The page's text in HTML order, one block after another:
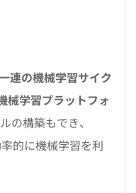
連の機械学習サイク
学習プラットフォ
の構築もでき、
的に機械学習を利